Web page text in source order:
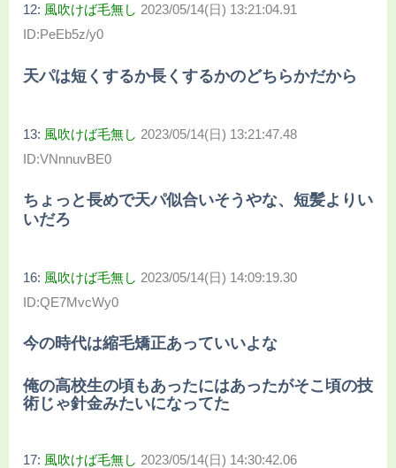
12: 風吹けば毛無し 2023/05/14(日) 13:21:04.91
ID:PeEb5z/y0
天パは短くするか長くするかのどちらかだから
13: 風吹けば毛無し 2023/05/14(日) 13:21:47.48
ID:VNnnuvBE0
ちょっと長めで天パ似合いそうやな、短髪よりい
いだろ
16: 風吹けば毛無し 2023/05/14(日) 14:09:19.30
ID:QE7MvcWy0
今の時代は縮毛矯正あっていいよな
俺の高校生の頃もあったにはあったがそこ頃の技
術じゃ針金みたいになってた
17: 風吹けば毛無し 2023/05/14(日) 14:30:42.06